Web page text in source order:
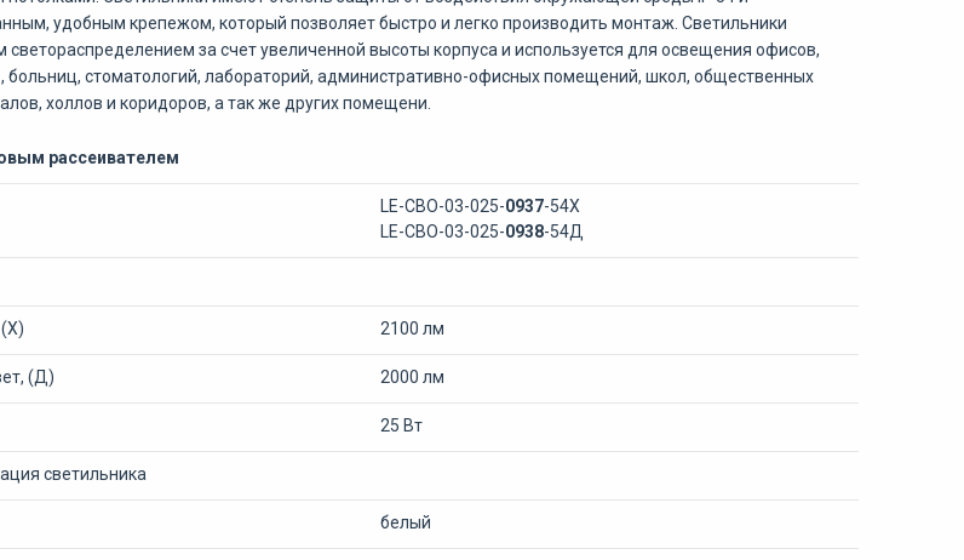
удобным крепежом, который позволяет быстро и легко производить монтаж. Светильники
за счет увеличенной высоты корпуса и используется для освещения офисов,
больниц, стоматологий, лабораторий, административно-офисных помещений, школ, общественных
холлов и коридоров, а так же других помещени.
рассеивателем
LE-СВО-03-025-0937-54Х
LE-СВО-03-025-0938-54Д
2100 лм
(Д) 2000 лм
25 Вт
светильника
белый